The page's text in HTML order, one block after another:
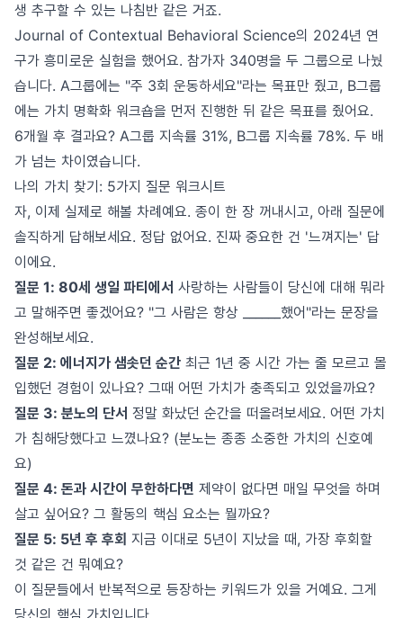
생 추구할 수 있는 나침반 같은 거죠.
Journal of Contextual Behavioral Science의 2024년 연
구가 흥미로운 실험을 했어요. 참가자 340명을 두 그룹으로 나눴
습니다. A그룹에는 "주 3회 운동하세요"라는 목표만 줬고, B그룹
에는 가치 명확화 워크숍을 먼저 진행한 뒤 같은 목표를 줬어요.
6개월 후 결과요? A그룹 지속률 31%, B그룹 지속률 78%. 두 배
가 넘는 차이였습니다.
나의 가치 찾기: 5가지 질문 워크시트
자, 이제 실제로 해볼 차례예요. 종이 한 장 꺼내시고, 아래 질문에
솔직하게 답해보세요. 정답 없어요. 진짜 중요한 건 '느껴지는' 답
이에요.
질문 1: 80세 생일 파티에서 사랑하는 사람들이 당신에 대해 뭐라
고 말해주면 좋겠어요? "그 사람은 항상 ______했어"라는 문장을
완성해보세요.
질문 2: 에너지가 샘솟던 순간 최근 1년 중 시간 가는 줄 모르고 몰
입했던 경험이 있나요? 그때 어떤 가치가 충족되고 있었을까요?
질문 3: 분노의 단서 정말 화났던 순간을 떠올려보세요. 어떤 가치
가 침해당했다고 느꼈나요? (분노는 종종 소중한 가치의 신호예
요)
질문 4: 돈과 시간이 무한하다면 제약이 없다면 매일 무엇을 하며
살고 싶어요? 그 활동의 핵심 요소는 뭘까요?
질문 5: 5년 후 후회 지금 이대로 5년이 지났을 때, 가장 후회할
것 같은 건 뭐예요?
이 질문들에서 반복적으로 등장하는 키워드가 있을 거예요. 그게
당신의 핵심 가치입니다.